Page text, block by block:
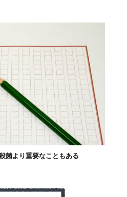
菌より重要なこともある